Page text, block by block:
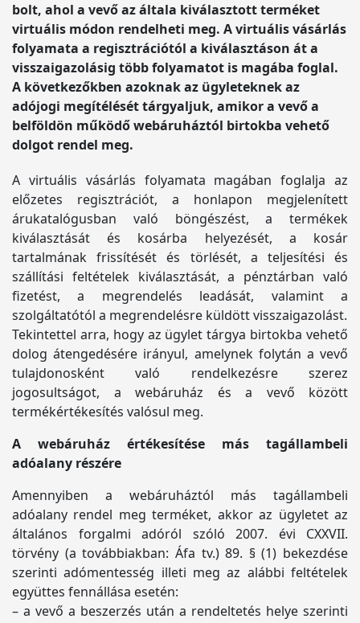
bolt, ahol a vevő az általa kiválasztott terméket
virtuális módon rendelheti meg. A virtuális vásárlás
folyamata a regisztrációtól a kiválasztáson át a
visszaigazolásig több folyamatot is magába foglal.
A következőkben azoknak az ügyleteknek az
adójogi megítélését tárgyaljuk, amikor a vevő a
belföldön működő webáruháztól birtokba vehető
dolgot rendel meg.
A virtuális vásárlás folyamata magában foglalja az
előzetes regisztrációt, a honlapon megjelenített
árukatalógusban való böngészést, a termékek
kiválasztását és kosárba helyezését, a kosár
tartalmának frissítését és törlését, a teljesítési és
szállítási feltételek kiválasztását, a pénztárban való
fizetést, a megrendelés leadását, valamint a
szolgáltatótól a megrendelésre küldött visszaigazolást.
Tekintettel arra, hogy az ügylet tárgya birtokba vehető
dolog átengedésére irányul, amelynek folytán a vevő
tulajdonosként való rendelkezésre szerez
jogosultságot, a webáruház és a vevő között
termékértékesítés valósul meg.
A webáruház értékesítése más tagállambeli
adóalany részére
Amennyiben a webáruháztól más tagállambeli
adóalany rendel meg terméket, akkor az ügyletet az
általános forgalmi adóról szóló 2007. évi CXXVII.
törvény (a továbbiakban: Áfa tv.) 89. § (1) bekezdése
szerinti adómentesség illeti meg az alábbi feltételek
együttes fennállása esetén:
– a vevő a beszerzés után a rendeltetés helye szerinti